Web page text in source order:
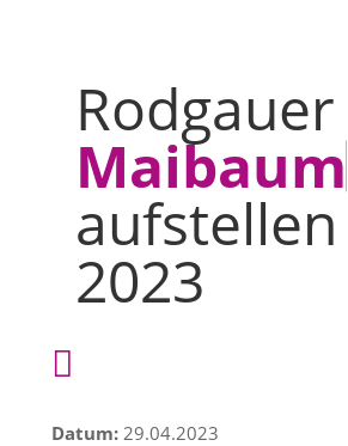
Rodgauer
Maibaum
aufstellen
2023

Datum:29.04.2023